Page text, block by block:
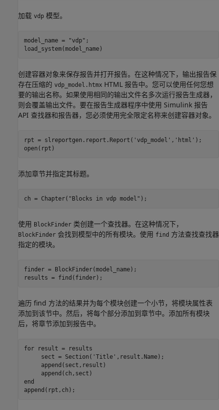
加载 vdp 模型。
model_name = "vdp" ;
load_system(model_name)
创建容器对象来保存报告并打开报告。在这种情况下，输出报告保
存在压缩的 vdp_model.htmx HTML 报告中。您可以使用任何您想
要的输出名称。如果使用相同的输出文件名多次运行报告生成器，
则会覆盖输出文件。要在报告生成器程序中使用 Simulink 报告
API 查找器和报告器，您必须使用完全限定名称来创建容器对象。
rpt = slreportgen.report.Report( 'vdp_model' , 'html' );
open(rpt)
添加章节并指定其标题。
ch = Chapter( "Blocks in vdp model" );
使用 BlockFinder 类创建一个查找器。在这种情况下，
BlockFinder 会找到模型中的所有模块。使用 find 方法查找查找器
指定的模块。
finder = BlockFinder(model_name);
results = find(finder);
遍历 find 方法的结果并为每个模块创建一个小节，将模块属性表
添加到该节中。然后，将每个部分添加到章节中。添加所有模块
后，将章节添加到报告中。
for result = results
     sect = Section(
'Title' ,result.Name);
     append(sect,result)
end
append(rpt,ch);